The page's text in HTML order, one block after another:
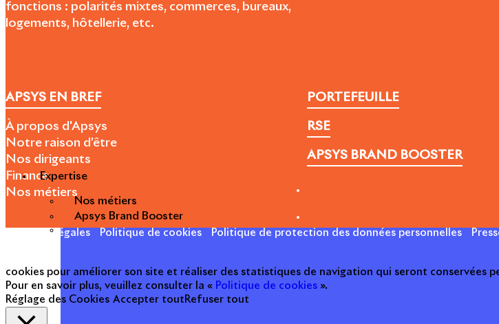
Expertise
Nos métiers
Apsys Brand Booster
fonctions : polarités mixtes, commerces, bureaux,
logements, hôtellerie, etc.
APSYS EN BREF
À propos d'Apsys
Notre raison d’être
Nos dirigeants
Finance
Nos métiers
PORTEFEUILLE
RSE
APSYS BRAND BOOSTER
Mentions légales Politique de cookies Politique de protection des données personnelles
cookies pour améliorer son site et réaliser des statistiques de navigation qui seront conservées
Pour en savoir plus, veuillez consulter la « Politique de cookies ».
Réglage des Cookies Accepter tout Refuser tout